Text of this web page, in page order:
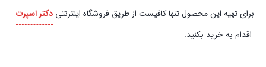
برای تهیه این محصول تنها کافیست از طریق فروشگاه اینترنتی دکتر اسپرت
اقدام به خرید بکنید.